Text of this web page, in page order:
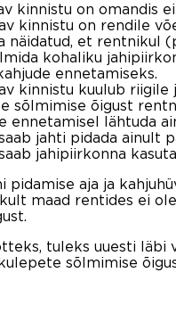
kinnistu on omandis
kinnistu on rendile
näidatud, et rentnikul
kohaliku
ennetamiseks.
kinnistu kuulub
sõlmimise õigust
ennetamisel lähtuda
jahti pidada ainult
jahipiirkonna
pidamise aja ja
maad rentides ei
tuleks uuesti läbi
sõlmimise